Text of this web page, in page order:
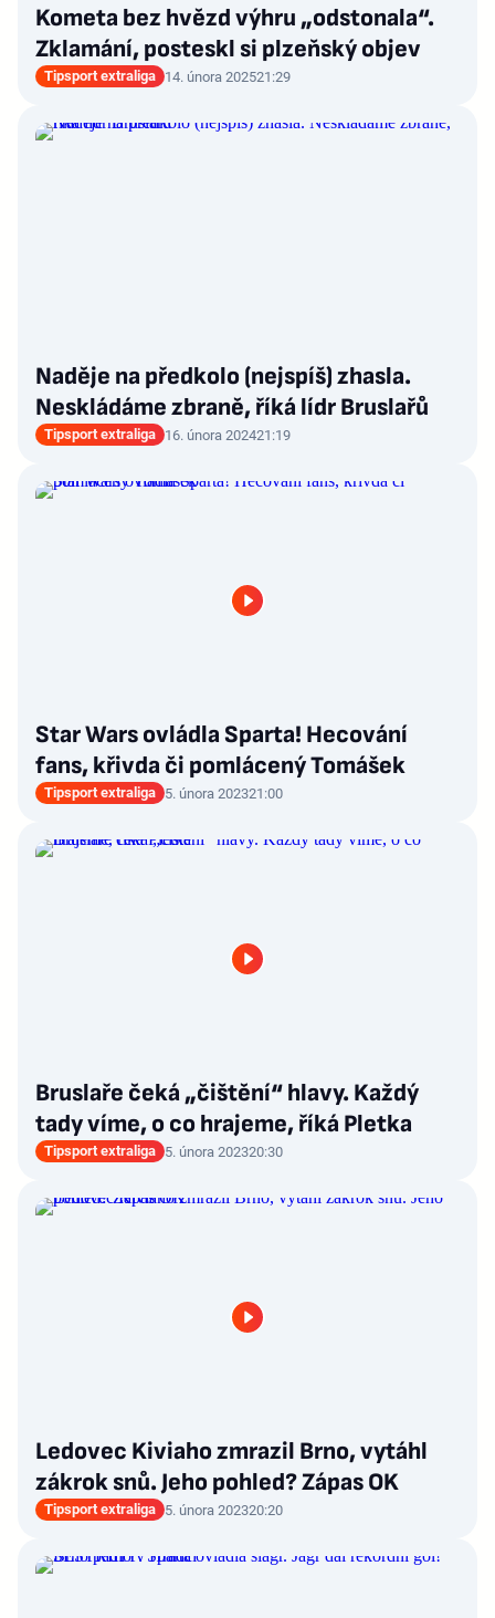
Kometa bez hvězd výhru „odstonala“.
Zklamání, posteskl si plzeňský objev
Tipsport extraliga 14. února 202521:29
Naděje na předkolo (nejspíš) zhasla.
Neskládáme zbraně, říká lídr Bruslařů
Tipsport extraliga 16. února 202421:19
Star Wars ovládla Sparta! Hecování
fans, křivda či pomlácený Tomášek
Tipsport extraliga 5. února 202321:00
Bruslaře čeká „čištění“ hlavy. Každý
tady víme, o co hrajeme, říká Pletka
Tipsport extraliga 5. února 202320:30
Ledovec Kiviaho zmrazil Brno, vytáhl
zákrok snů. Jeho pohled? Zápas OK
Tipsport extraliga 5. února 202320:20